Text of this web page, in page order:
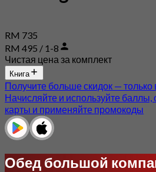
RM 735
RM 495 / 1-8
Чистая цена за комплект
Книга
Получите больше скидок —
Начисляйте и используйте
карты и применяйте промокоды
Обед большой